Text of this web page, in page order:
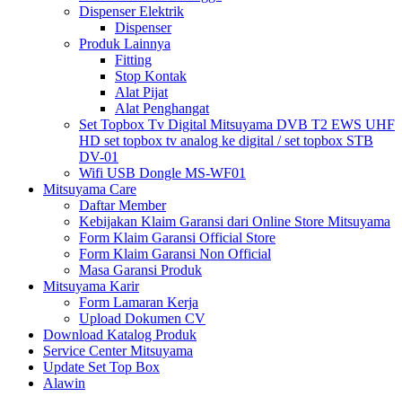
Dispenser Elektrik
Dispenser
Produk Lainnya
Fitting
Stop Kontak
Alat Pijat
Alat Penghangat
Set Topbox Tv Digital Mitsuyama DVB T2 EWS UHF
HD set topbox tv analog ke digital / set topbox STB
DV-01
Wifi USB Dongle MS-WF01
Mitsuyama Care
Daftar Member
Kebijakan Klaim Garansi dari Online Store Mitsuyama
Form Klaim Garansi Official Store
Form Klaim Garansi Non Official
Masa Garansi Produk
Mitsuyama Karir
Form Lamaran Kerja
Upload Dokumen CV
Download Katalog Produk
Service Center Mitsuyama
Update Set Top Box
Alawin